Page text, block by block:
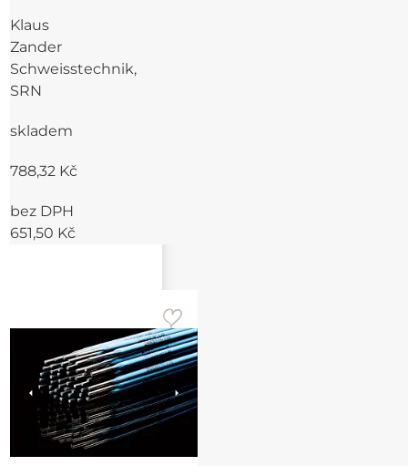
Klaus
Zander
Schweisstechnik,
SRN
skladem
788,32 Kč
bez DPH
651,50 Kč